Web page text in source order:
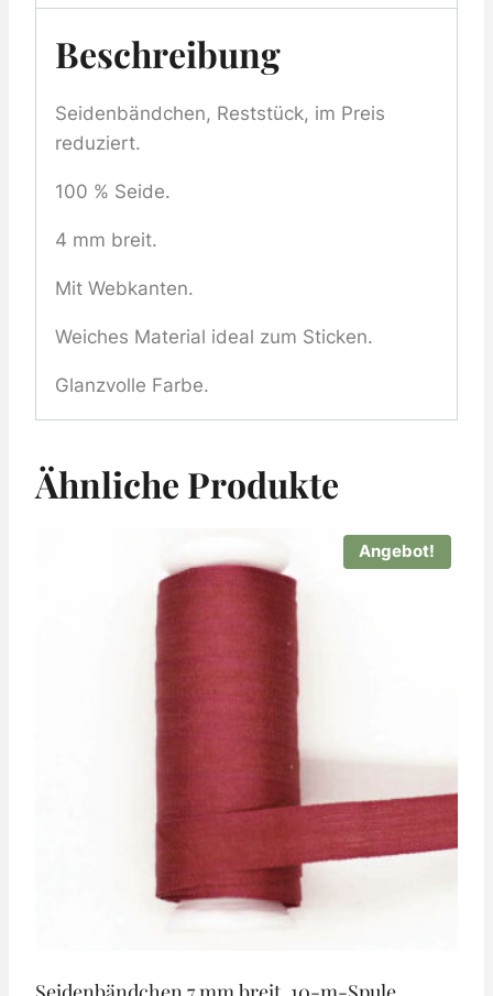
Beschreibung
Seidenbändchen, Reststück, im Preis
reduziert.
100 % Seide.
4 mm breit.
Mit Webkanten.
Weiches Material ideal zum Sticken.
Glanzvolle Farbe.
Ähnliche Produkte
Angebot!